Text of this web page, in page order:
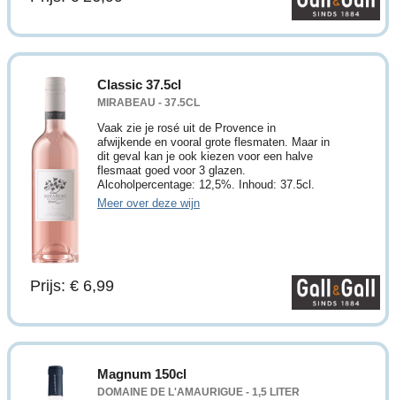
Classic 37.5cl
MIRABEAU - 37.5CL
Vaak zie je rosé uit de Provence in
afwijkende en vooral grote flesmaten. Maar in
dit geval kan je ook kiezen voor een halve
flesmaat goed voor 3 glazen.
Alcoholpercentage: 12,5%. Inhoud: 37.5cl.
Meer over deze wijn
Prijs: € 6,99
Magnum 150cl
DOMAINE DE L'AMAURIGUE - 1,5 LITER